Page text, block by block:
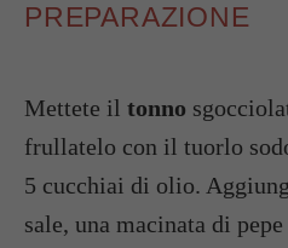
PREPARAZIONE
Mettete il tonno
frullatelo con il tuorlo
5 cucchiai di olio.
sale, una macinata di